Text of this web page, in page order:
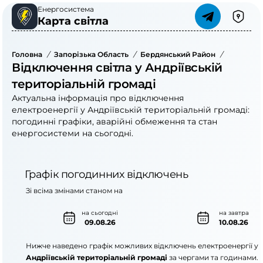
Енергосистема
Карта світла
Головна / Запорізька Область / Бердянський Район /
Відключення світла у Андріївській
територіальній громаді
Актуальна інформація про відключення
електроенергії у Андріївській територіальній громаді:
погодинні графіки, аварійні обмеження та стан
енергосистеми на сьогодні.
Графік погодинних відключень
на сьогодні
09.08.26
на завтра
10.08.26
Зі всіма змінами станом на
Нижче наведено графік можливих відключень електроенергії у
Андріївській територіальній громаді за чергами та годинами.